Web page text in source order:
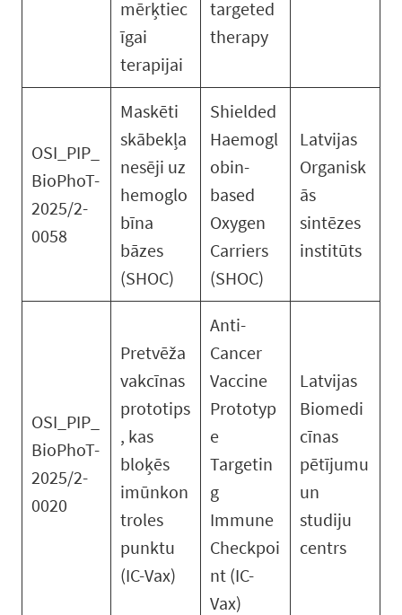
mērķtiec
īgai
terapijai
targeted
therapy
OSI_PIP_
BioPhoT-
2025/2-
0058
Maskēti
skābekļa
nesēji uz
hemoglo
bīna
bāzes
(SHOC)
Shielded
Haemogl
obin-
based
Oxygen
Carriers
(SHOC)
Latvijas
Organisk
ās
sintēzes
institūts
OSI_PIP_
BioPhoT-
2025/2-
0020
Pretvēža
vakcīnas
prototips
, kas
bloķēs
imūnkon
troles
punktu
(IC-Vax)
Anti-
Cancer
Vaccine
Prototyp
e
Targetin
g
Immune
Checkpoi
nt (IC-
Vax)
Latvijas
Biomedi
cīnas
pētījumu
un
studiju
centrs